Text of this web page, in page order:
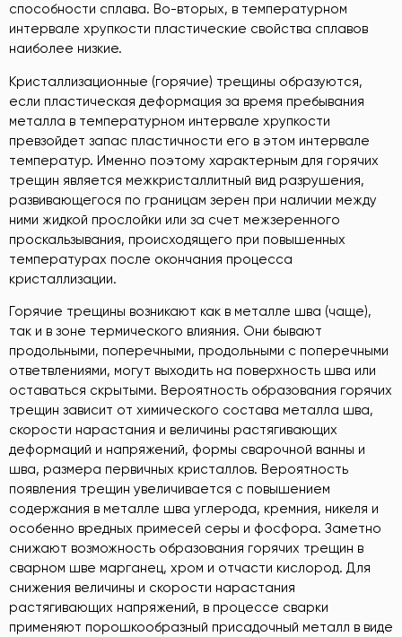
способности сплава. Во-вторых, в температурном
интервале хрупкости пластические свойства сплавов
наиболее низкие.
Кристаллизационные (горячие) трещины образуются,
если пластическая деформация за время пребывания
металла в температурном интервале хрупкости
превзойдет запас пластичности его в этом интервале
температур. Именно поэтому характерным для горячих
трещин является межкристаллитный вид разрушения,
развивающегося по границам зерен при наличии между
ними жидкой прослойки или за счет межзеренного
проскальзывания, происходящего при повышенных
температурах после окончания процесса
кристаллизации.
Горячие трещины возникают как в металле шва (чаще),
так и в зоне термического влияния. Они бывают
продольными, поперечными, продольными с поперечными
ответвлениями, могут выходить на поверхность шва или
оставаться скрытыми. Вероятность образования горячих
трещин зависит от химического состава металла шва,
скорости нарастания и величины растягивающих
деформаций и напряжений, формы сварочной ванны и
шва, размера первичных кристаллов. Вероятность
появления трещин увеличивается с повышением
содержания в металле шва углерода, кремния, никеля и
особенно вредных примесей серы и фосфора. Заметно
снижают возможность образования горячих трещин в
сварном шве марганец, хром и отчасти кислород. Для
снижения величины и скорости нарастания
растягивающих напряжений, в процессе сварки
применяют порошкообразный присадочный металл в виде